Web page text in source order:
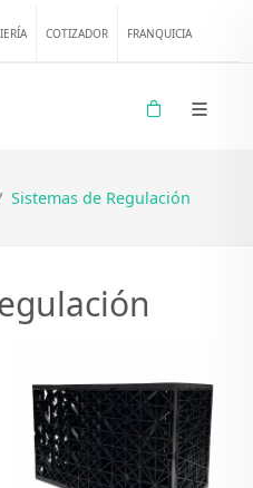
COTIZADOR FRANQUICIA
Sistemas de Regulación